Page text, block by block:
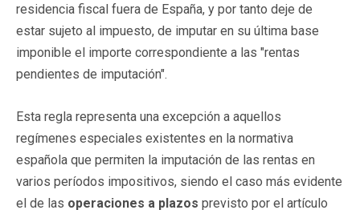
residencia fiscal fuera de España, y por tanto deje de
estar sujeto al impuesto, de imputar en su última base
imponible el importe correspondiente a las "rentas
pendientes de imputación".
Esta regla representa una excepción a aquellos
regímenes especiales existentes en la normativa
española que permiten la imputación de las rentas en
varios períodos impositivos, siendo el caso más evidente
el de las operaciones a plazos previsto por el artículo